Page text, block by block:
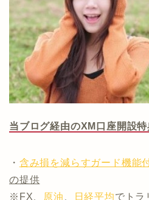
当ブログ経由のXM口座開設特
・ 含み損を減らすガード機能
の提供
※FX、
原油 日経平均でトラ